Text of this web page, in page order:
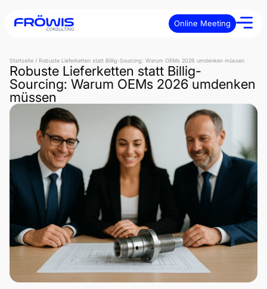
Online Meeting
Startseite / Robuste Lieferketten statt Billig-Sourcing: Warum OEMs 2026 umdenken müssen
Robuste Lieferketten statt Billig-
Sourcing: Warum OEMs 2026 umdenken
müssen